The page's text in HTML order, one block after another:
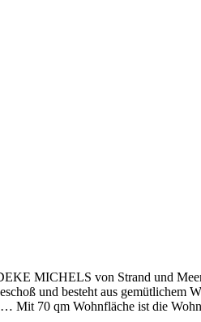
MICHELS von Strand und
und besteht aus gemütlichem
… Mit 70 qm Wohnfläche ist die